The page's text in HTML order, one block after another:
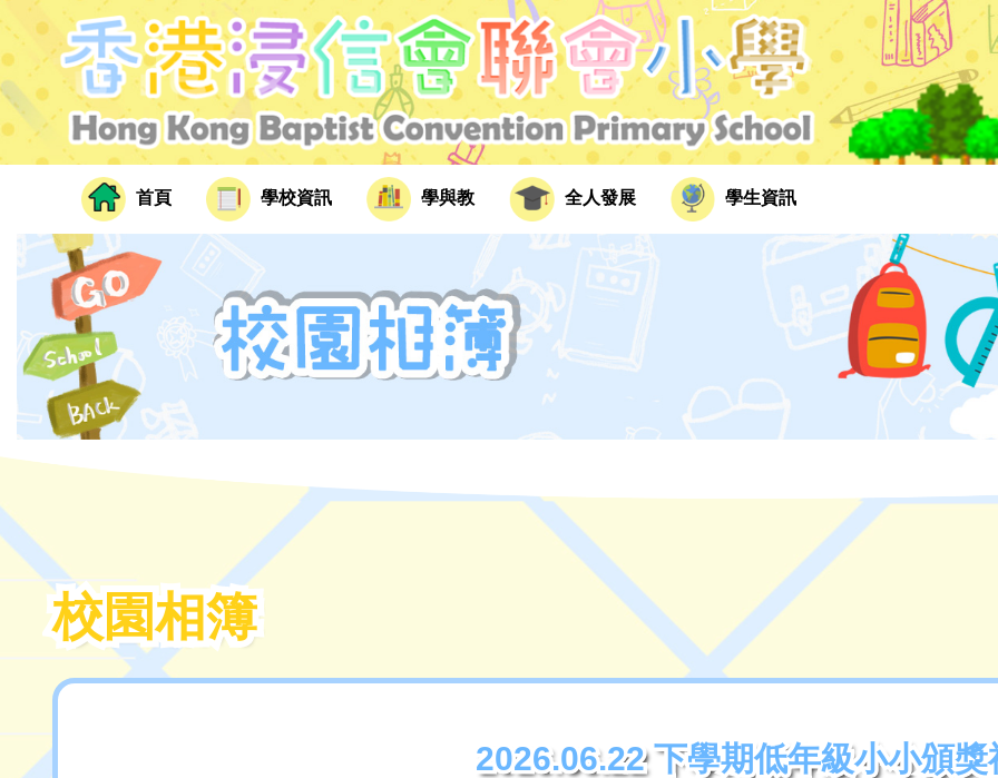
首頁 學校資訊 學與教 全人發展 學生資訊
校園相簿
校園相簿
2026.06.22 下學期低年級小小頒獎
2026.06.22 下學期低年級小小頒獎